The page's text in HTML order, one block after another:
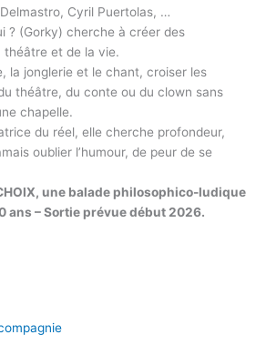
Cyril Puertolas, …
? (Gorky) cherche à créer des
théâtre et de la vie.
la jonglerie et le chant, croiser les
théâtre, du conte ou du clown sans
chapelle.
du réel, elle cherche profondeur,
oublier l’humour, de peur de se
une balade philosophico-ludique
ans – Sortie prévue début 2026.